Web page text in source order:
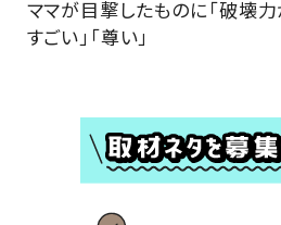
ママが目撃したものに「破壊
すごい」「尊い」